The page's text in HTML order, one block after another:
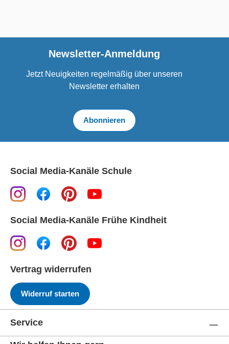
Newsletter-Anmeldung
Jetzt Neuigkeiten regelmäßig über unseren
Newsletter erhalten
Abonnieren
Social Media-Kanäle Schule
Social Media-Kanäle Frühe Kindheit
Vertrag widerrufen
Widerruf starten
Service